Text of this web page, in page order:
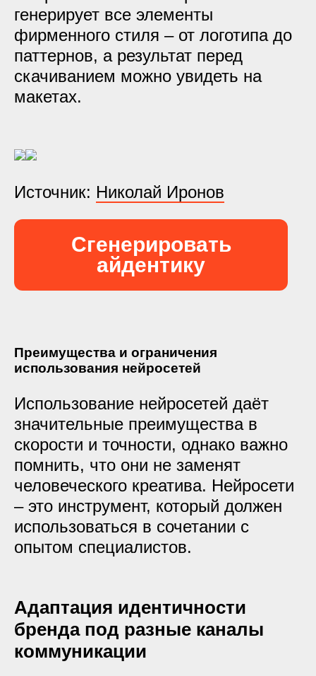
генерирует все элементы
фирменного стиля – от логотипа до
паттернов, а результат перед
скачиванием можно увидеть на
макетах.
Источник: Николай Иронов
Сгенерировать
айдентику
Преимущества и ограничения
использования нейросетей
Использование нейросетей даёт
значительные преимущества в
скорости и точности, однако важно
помнить, что они не заменят
человеческого креатива. Нейросети
– это инструмент, который должен
использоваться в сочетании с
опытом специалистов.
Адаптация идентичности
бренда под разные каналы
коммуникации